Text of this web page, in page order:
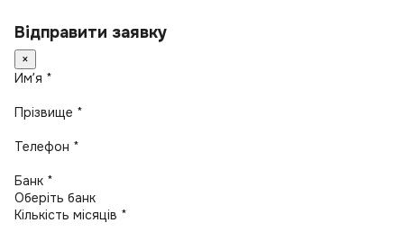
Відправити заявку
×
Имʼя *
Прізвище *
Телефон *
Банк *
Кількість місяців *